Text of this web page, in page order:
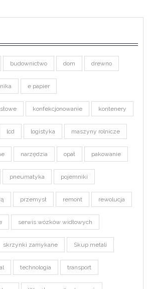
budownictwo dom drewno
e papier
konfekcjonowanie kontenery
lcd logistyka maszyny rolnicze
narzędzia opał pakowanie
pneumatyka pojemniki
przemysł remont rewolucja
serwis wózków widłowych
skrzynki zamykane Skup metali
technologia transport